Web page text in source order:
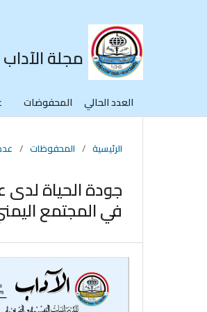
مجلة
العدد الحالي المحفوضات
الرئيسية / المحفوظات / عدد 15
جودة الحياة
في المجتمع